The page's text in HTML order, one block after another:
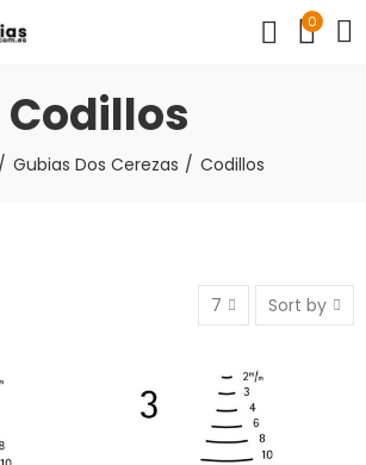
0
Codillos
Gubias Dos Cerezas Codillos
7 Sort by